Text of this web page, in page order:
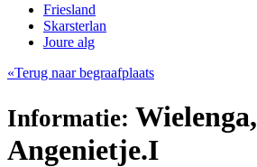
Friesland
Skarsterlan
Joure alg
«Terug naar begraafplaats
Informatie: Wielenga,
Angenietje.I